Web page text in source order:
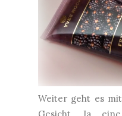
Weiter geht es